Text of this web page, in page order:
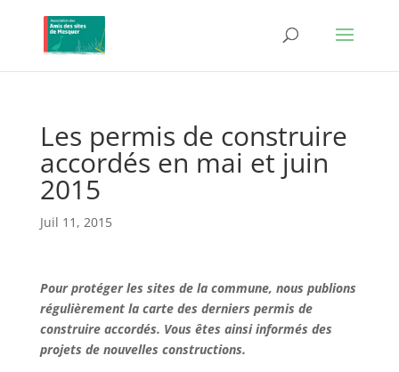
Les permis de construire
accordés en mai et juin
2015
Juil 11, 2015
Pour protéger les sites de la commune, nous publions
régulièrement la carte des derniers permis de
construire accordés. Vous êtes ainsi informés des
projets de nouvelles constructions.